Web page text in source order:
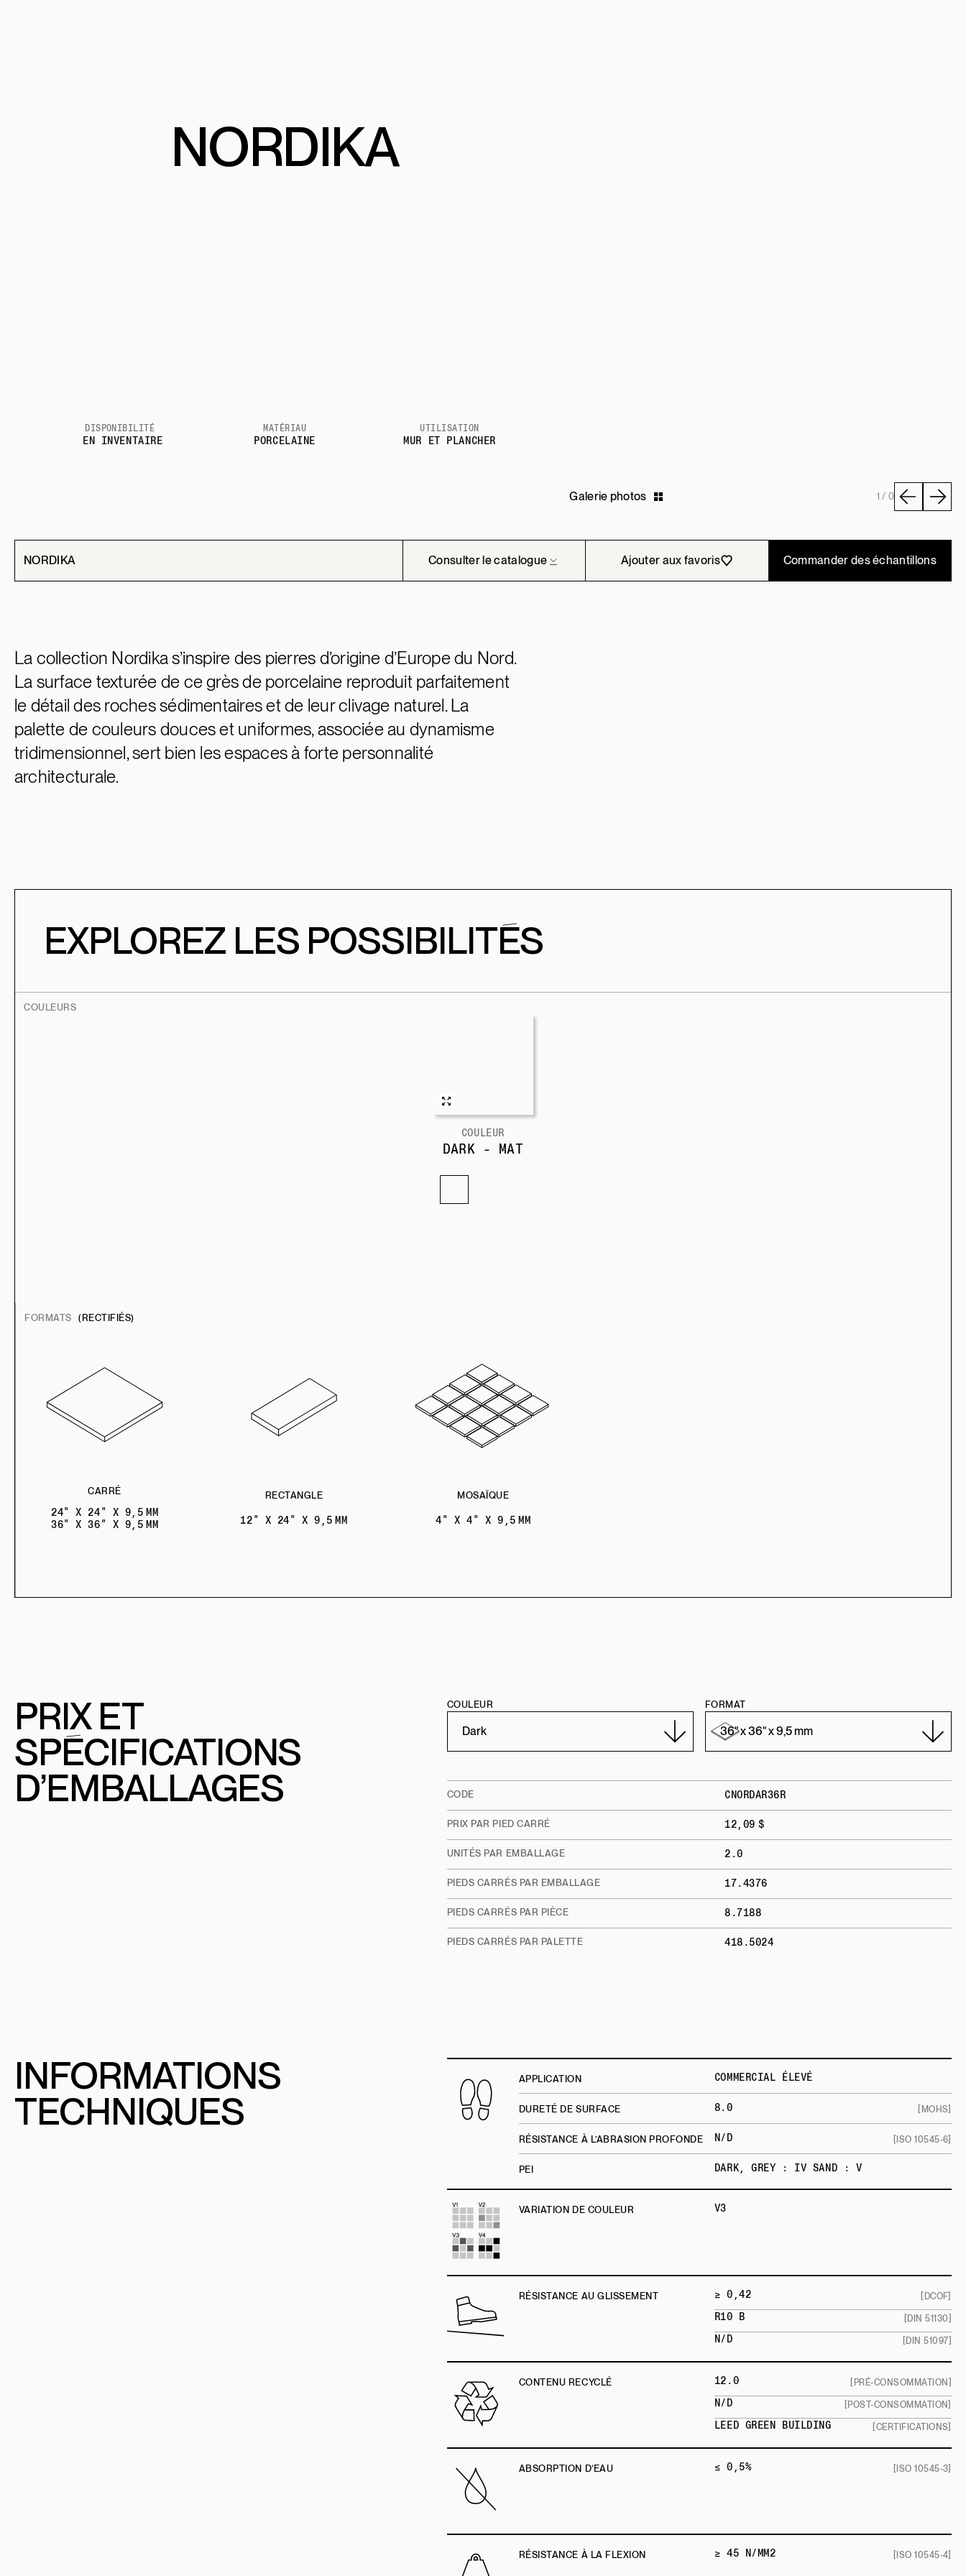
NORDIKA
DISPONIBILITÉ
EN INVENTAIRE
MATÉRIAU
PORCELAINE
UTILISATION
MUR ET PLANCHER
Galerie photos 1 / 0
NORDIKA Consulter le catalogue Ajouter aux favoris Commander des échantillons
La collection Nordika s’inspire des pierres d’origine d’Europe du Nord.
La surface texturée de ce grès de porcelaine reproduit parfaitement
le détail des roches sédimentaires et de leur clivage naturel. La
palette de couleurs douces et uniformes, associée au dynamisme
tridimensionnel, sert bien les espaces à forte personnalité
architecturale.
EXPLOREZ LES POSSIBILITÉS
COULEURS
COULEUR
DARK - MAT
FORMATS (RECTIFIÉS)
CARRÉ
24" X 24" X 9,5 MM
36" X 36" X 9,5 MM
RECTANGLE
12" X 24" X 9,5 MM
MOSAÏQUE
4" X 4" X 9,5 MM
PRIXET
SPÉCIFICATIONS
D’EMBALLAGES
COULEUR FORMAT
CODE CNORDAR36R
PRIX PAR PIED CARRÉ 12,09 $
UNITÉS PAR EMBALLAGE 2.0
PIEDS CARRÉS PAR EMBALLAGE 17.4376
PIEDS CARRÉS PAR PIÈCE 8.7188
PIEDS CARRÉS PAR PALETTE 418.5024
INFORMATIONS
TECHNIQUES
APPLICATION COMMERCIAL ÉLEVÉ
DURETÉ DE SURFACE 8.0 [MOHS]
RÉSISTANCE À L’ABRASION PROFONDE N/D [ISO 10545-6]
PEI DARK, GREY : IV SAND : V
VARIATION DE COULEUR V3
RÉSISTANCE AU GLISSEMENT ≥ 0,42 [DCOF]
R10 B [DIN 51130]
N/D [DIN 51097]
CONTENU RECYCLÉ 12.0 [PRÉ-CONSOMMATION]
N/D [POST-CONSOMMATION]
LEED GREEN BUILDING [CERTIFICATIONS]
ABSORPTION D’EAU ≤ 0,5% [ISO 10545-3]
RÉSISTANCE À LA FLEXION ≥ 45 N/MM2 [ISO 10545-4]